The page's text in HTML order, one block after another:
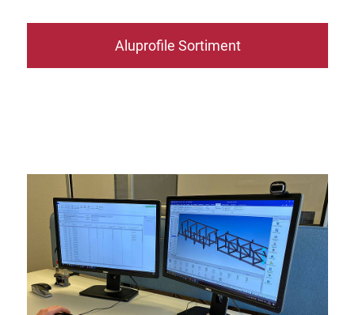
Aluprofile Sortiment